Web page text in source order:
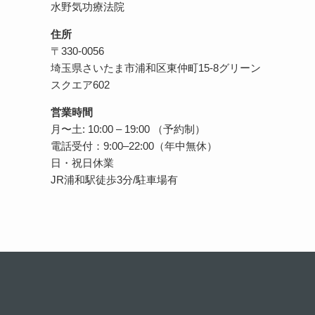
水野気功療法院
住所
〒330-0056
埼玉県さいたま市浦和区東仲町15-8グリーン
スクエア602
営業時間
月〜土: 10:00 – 19:00 （予約制）
電話受付：9:00–22:00（年中無休）
日・祝日休業
JR浦和駅徒歩3分/駐車場有